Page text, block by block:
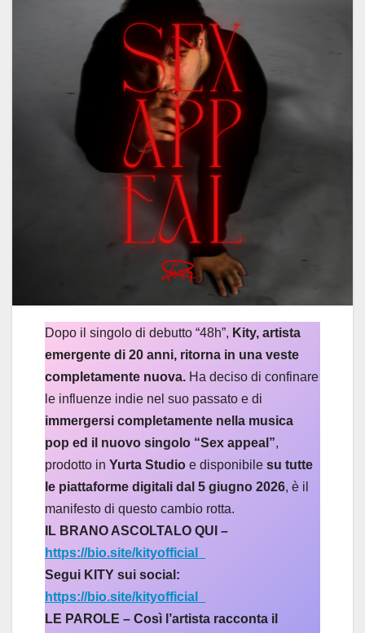
Dopo il singolo di debutto “48h”, Kity, artista
emergente di 20 anni, ritorna in una veste
completamente nuova. Ha deciso di confinare
le influenze indie nel suo passato e di
immergersi completamente nella musica
pop ed il nuovo singolo “Sex appeal”,
prodotto in Yurta Studio e disponibile su tutte
le piattaforme digitali dal 5 giugno 2026, è il
manifesto di questo cambio rotta.
IL BRANO ASCOLTALO QUI –
https://bio.site/kityofficial_
Segui KITY sui social:
https://bio.site/kityofficial_
LE PAROLE – Così l’artista racconta il